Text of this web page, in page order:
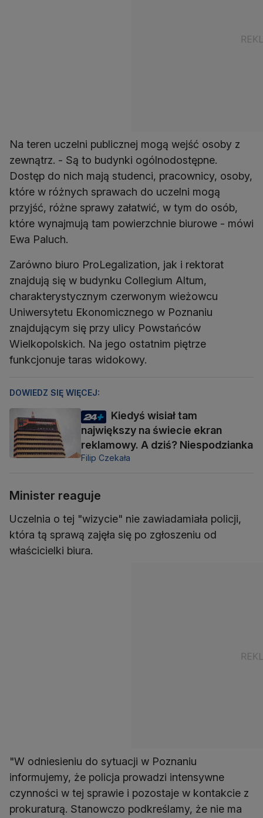
Na teren uczelni publicznej mogą wejść osoby z
zewnątrz. - Są to budynki ogólnodostępne.
Dostęp do nich mają studenci, pracownicy, osoby,
które w różnych sprawach do uczelni mogą
przyjść, różne sprawy załatwić, w tym do osób,
które wynajmują tam powierzchnie biurowe - mówi
Ewa Paluch.
Zarówno biuro ProLegalization, jak i rektorat
znajdują się w budynku Collegium Altum,
charakterystycznym czerwonym wieżowcu
Uniwersytetu Ekonomicznego w Poznaniu
znajdującym się przy ulicy Powstańców
Wielkopolskich. Na jego ostatnim piętrze
funkcjonuje taras widokowy.
DOWIEDZ SIĘ WIĘCEJ:
Kiedyś wisiał tam
największy na świecie ekran
reklamowy. A dziś? Niespodzianka
Filip Czekała
Minister reaguje
Uczelnia o tej "wizycie" nie zawiadamiała policji,
która tą sprawą zajęła się po zgłoszeniu od
właścicielki biura.
"W odniesieniu do sytuacji w Poznaniu
informujemy, że policja prowadzi intensywne
czynności w tej sprawie i pozostaje w kontakcie z
prokuraturą. Stanowczo podkreślamy, że nie ma